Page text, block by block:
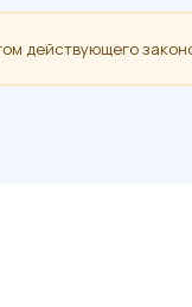
действующего